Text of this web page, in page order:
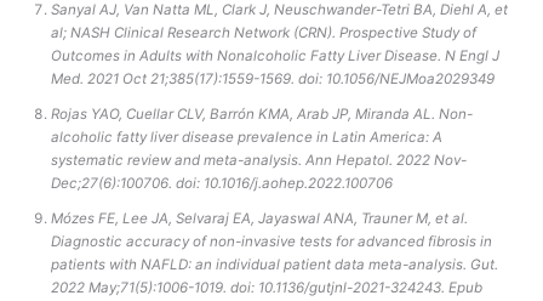
Sanyal AJ, Van Natta ML, Clark J, Neuschwander-Tetri BA, Diehl A, et
al; NASH Clinical Research Network (CRN). Prospective Study of
Outcomes in Adults with Nonalcoholic Fatty Liver Disease. N Engl J
Med. 2021 Oct 21;385(17):1559-1569. doi: 10.1056/NEJMoa2029349
Rojas YAO, Cuellar CLV, Barrón KMA, Arab JP, Miranda AL. Non-
alcoholic fatty liver disease prevalence in Latin America: A
systematic review and meta-analysis. Ann Hepatol. 2022 Nov-
Dec;27(6):100706. doi: 10.1016/j.aohep.2022.100706
Mózes FE, Lee JA, Selvaraj EA, Jayaswal ANA, Trauner M, et al.
Diagnostic accuracy of non-invasive tests for advanced fibrosis in
patients with NAFLD: an individual patient data meta-analysis. Gut.
2022 May;71(5):1006-1019. doi: 10.1136/gutjnl-2021-324243. Epub